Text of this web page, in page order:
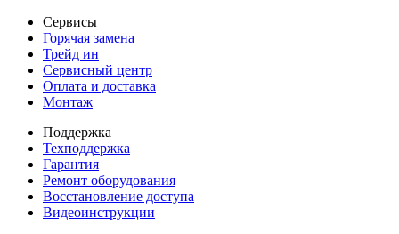
Сервисы
Горячая замена
Трейд ин
Сервисный центр
Оплата и доставка
Монтаж
Поддержка
Техподдержка
Гарантия
Ремонт оборудования
Восстановление доступа
Видеоинструкции